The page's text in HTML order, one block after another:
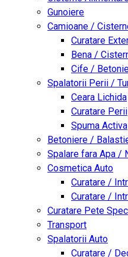
Gunoiere
Camioane /
Curatare
Bena /
Cife /
Spalatorii Perii /
Ceara Lichida
Curatare Perii
Spuma Activa
Betoniere /
Spalare fara Apa /
Cosmetica Auto
Curatare /
Curatare /
Curatare Pete
Transport
Spalatorii Auto
Curatare /